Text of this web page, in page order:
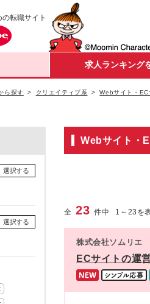
転職サイト
求人ランキング
ら探す クリエイティブ系 Webサイト・EC
選択する
選択する
Webサイト・
全23 件中 1 ～ 23 を
株式会社ソムリエ
ECサイトの運